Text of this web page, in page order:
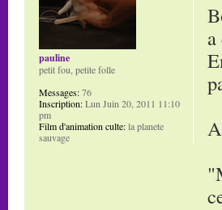
pauline
petit fou, petite folle
Messages:76
Inscription:Lun Juin 20, 2011 11:10
pm
Film d'animation culte:la planete
sauvage